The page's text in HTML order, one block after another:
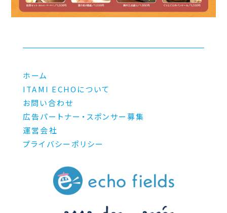
ホーム
ITAMI ECHOについて
お問い合わせ
広告パートナー・スポンサー募集
運営会社
プライバシーポリシー